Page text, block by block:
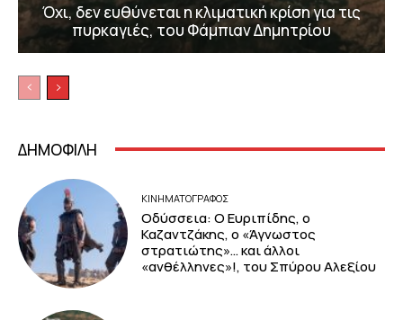
Όχι, δεν ευθύνεται η κλιματική κρίση για τις
πυρκαγιές, του Φάμπιαν Δημητρίου
ΔΗΜΟΦΙΛΗ
ΚΙΝΗΜΑΤΟΓΡΆΦΟΣ
Οδύσσεια: Ο Ευριπίδης, ο
Καζαντζάκης, ο «Άγνωστος
στρατιώτης»… και άλλοι
«ανθέλληνες»!, του Σπύρου Αλεξίου